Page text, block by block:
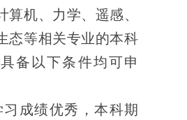
算机、力学、遥感、
态等相关专业的本科
具备以下条件均可申
习成绩优秀，本科期